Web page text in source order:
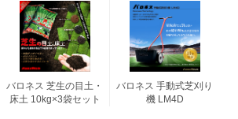
バロネス 芝生の目土・
床土 10kg×3袋セット
バロネス 手動式芝刈り
機 LM4D